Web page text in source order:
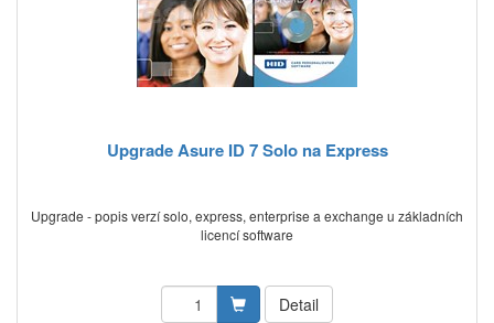
Upgrade Asure ID 7 Solo na Express
Upgrade - popis verzí solo, express, enterprise a exchange u základních
licencí software
Detail